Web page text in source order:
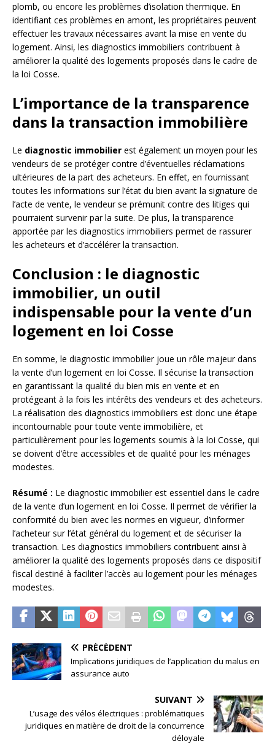
plomb, ou encore les problèmes d’isolation thermique. En
identifiant ces problèmes en amont, les propriétaires peuvent
effectuer les travaux nécessaires avant la mise en vente du
logement. Ainsi, les diagnostics immobiliers contribuent à
améliorer la qualité des logements proposés dans le cadre de
la loi Cosse.
L’importance de la transparence
dans la transaction immobilière
Le diagnostic immobilier est également un moyen pour les
vendeurs de se protéger contre d’éventuelles réclamations
ultérieures de la part des acheteurs. En effet, en fournissant
toutes les informations sur l’état du bien avant la signature de
l’acte de vente, le vendeur se prémunit contre des litiges qui
pourraient survenir par la suite. De plus, la transparence
apportée par les diagnostics immobiliers permet de rassurer
les acheteurs et d’accélérer la transaction.
Conclusion : le diagnostic
immobilier, un outil
indispensable pour la vente d’un
logement en loi Cosse
En somme, le diagnostic immobilier joue un rôle majeur dans
la vente d’un logement en loi Cosse. Il sécurise la transaction
en garantissant la qualité du bien mis en vente et en
protégeant à la fois les intérêts des vendeurs et des acheteurs.
La réalisation des diagnostics immobiliers est donc une étape
incontournable pour toute vente immobilière, et
particulièrement pour les logements soumis à la loi Cosse, qui
se doivent d’être accessibles et de qualité pour les ménages
modestes.
Résumé : Le diagnostic immobilier est essentiel dans le cadre
de la vente d’un logement en loi Cosse. Il permet de vérifier la
conformité du bien avec les normes en vigueur, d’informer
l’acheteur sur l’état général du logement et de sécuriser la
transaction. Les diagnostics immobiliers contribuent ainsi à
améliorer la qualité des logements proposés dans ce dispositif
fiscal destiné à faciliter l’accès au logement pour les ménages
modestes.
PRÉCÉDENT
Implications juridiques de l’application du malus en
assurance auto
SUIVANT
L’usage des vélos électriques : problématiques
juridiques en matière de droit de la concurrence
déloyale